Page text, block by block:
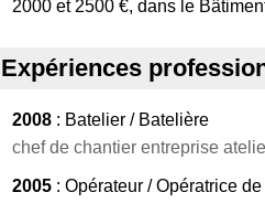
2000 et 2500 €, dans le
Expériences
2008 : Batelier / Batelière
chef de chantier entreprise
2005 : Opérateur / Opératrice